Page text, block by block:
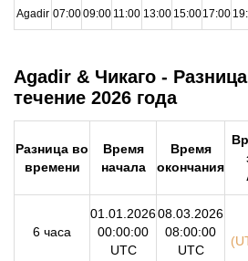
Agadir 07:0009:00 11:00 13:00 15:0017:00
Agadir & Чикаго -
течение 2026 года
Разница во
времени
Время
начала
Время
окончания
6 часа
01.01.2026
00:00:00
UTC
08.03.2026
08:00:00
UTC